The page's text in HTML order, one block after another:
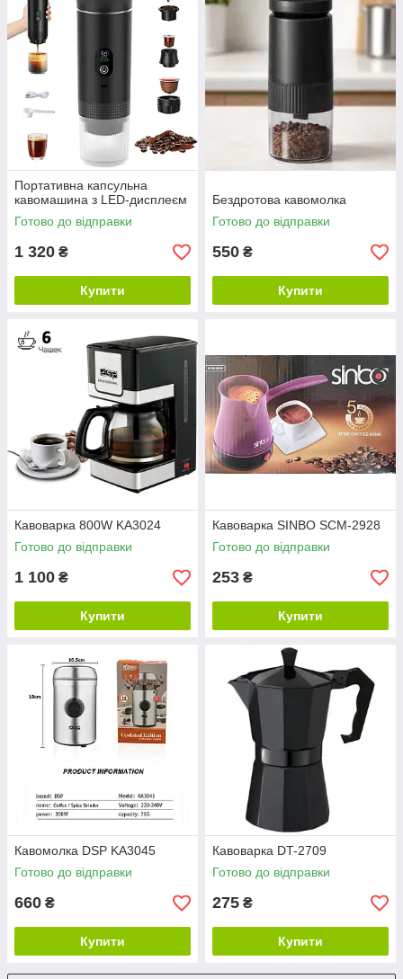
Портативна капсульна
кавомашина з LED-дисплеєм
Готово до відправки
1 320 ₴
Купити
Бездротова кавомолка
Готово до відправки
550 ₴
Купити
Кавоварка 800W KA3024
Готово до відправки
1 100 ₴
Купити
Кавоварка SINBO SCM-2928
Готово до відправки
253 ₴
Купити
Кавомолка DSP KA3045
Готово до відправки
660 ₴
Купити
Кавоварка DT-2709
Готово до відправки
275 ₴
Купити